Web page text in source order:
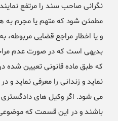
نگرانی صاحب سند را مرتفع
مطمئن شود که متهم یا مجرم
و یا اخطار مراجع قضایی مربوطه،
بدیهی است که در صورت عدم
که طبق ماده قانونی تعیین شده
نماید و زندانی را معرفی
می شود. اگر وکیل های
باشند و در این قسمت که